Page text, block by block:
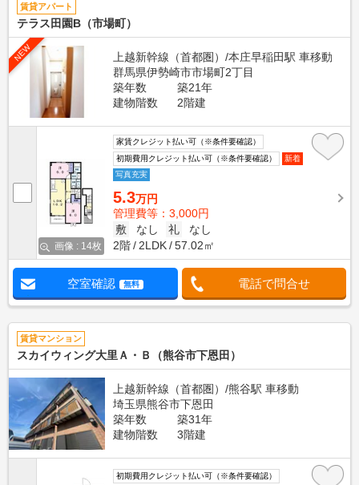
賃貸アパート
テラス田園B（市場町）
NEW
上越新幹線（首都圏）/本庄早稲田駅 車移動
群馬県伊勢崎市市場町2丁目
築年数
築21年
建物階数
2階建
画像 : 14枚
家賃クレジット払い可（※条件要確認）
初期費用クレジット払い可（※条件要確認）
新着
写真充実
5.3万円
管理費等：3,000円
敷
なし 礼
なし
2階
2LDK 57.02㎡
空室確認 無料 電話で問合せ
賃貸マンション
スカイウィング大里Ａ・Ｂ（熊谷市下恩田）
上越新幹線（首都圏）/熊谷駅 車移動
埼玉県熊谷市下恩田
築年数
築31年
建物階数
3階建
初期費用クレジット払い可（※条件要確認）